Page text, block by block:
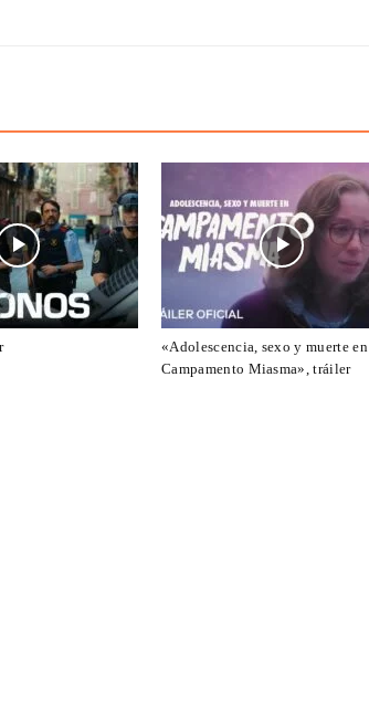
«Adolescencia, sexo y muerte en
Campamento Miasma», tráiler